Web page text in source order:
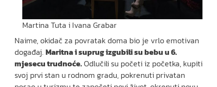
Martina Tuta i Ivana Grabar
Naime, okidač za povratak doma bio je vrlo emotivan
događaj. Maritna i suprug izgubili su bebu u 6.
mjesecu trudnoće.Odlučili su početi iz početka, kupiti
svoj prvi stan u rodnom gradu, pokrenuti privatan